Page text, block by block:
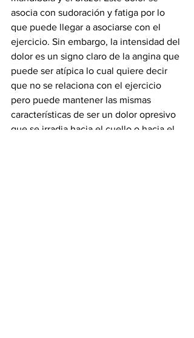
asocia con sudoración y fatiga por lo
que puede llegar a asociarse con el
ejercicio. Sin embargo, la intensidad del
dolor es un signo claro de la angina que
puede ser atípica lo cual quiere decir
que no se relaciona con el ejercicio
pero puede mantener las mismas
características de ser un dolor opresivo
que se irradia hacia el cuello o hacia el